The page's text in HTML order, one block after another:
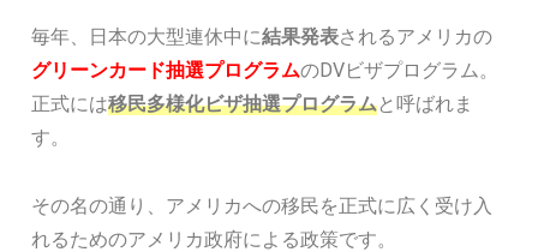
毎年、日本の大型連休中に結果発表されるアメリカの
グリーンカード抽選プログラムのDVビザプログラム。
正式には移民多様化ビザ抽選プログラムと呼ばれま
す。
その名の通り、アメリカへの移民を正式に広く受け入
れるためのアメリカ政府による政策です。